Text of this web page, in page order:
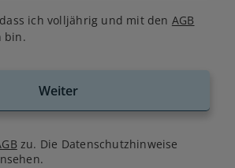
ich volljährig und mit den AGB
bin.
Weiter
zu. Die Datenschutzhinweise